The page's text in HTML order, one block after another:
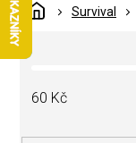
DomůSurvival
P
o
a
60 Kč